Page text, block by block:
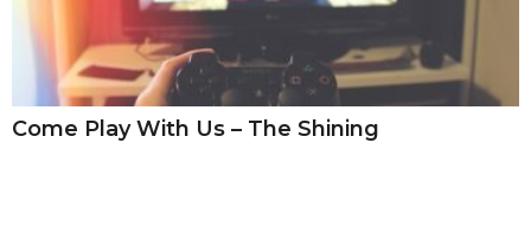
Come Play With Us – The Shining